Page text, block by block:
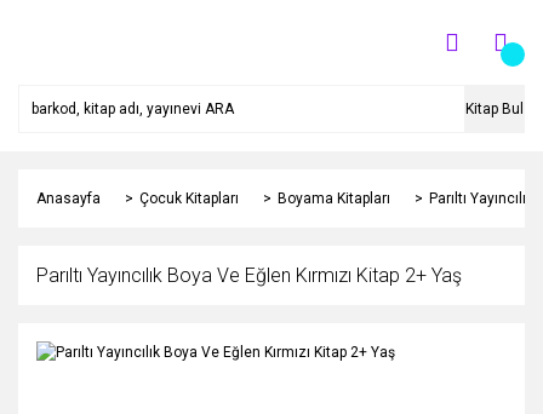
Kitap Bul
Anasayfa Çocuk Kitapları Boyama Kitapları Parıltı
Parıltı Yayıncılık Boya Ve Eğlen Kırmızı Kitap 2+ Yaş